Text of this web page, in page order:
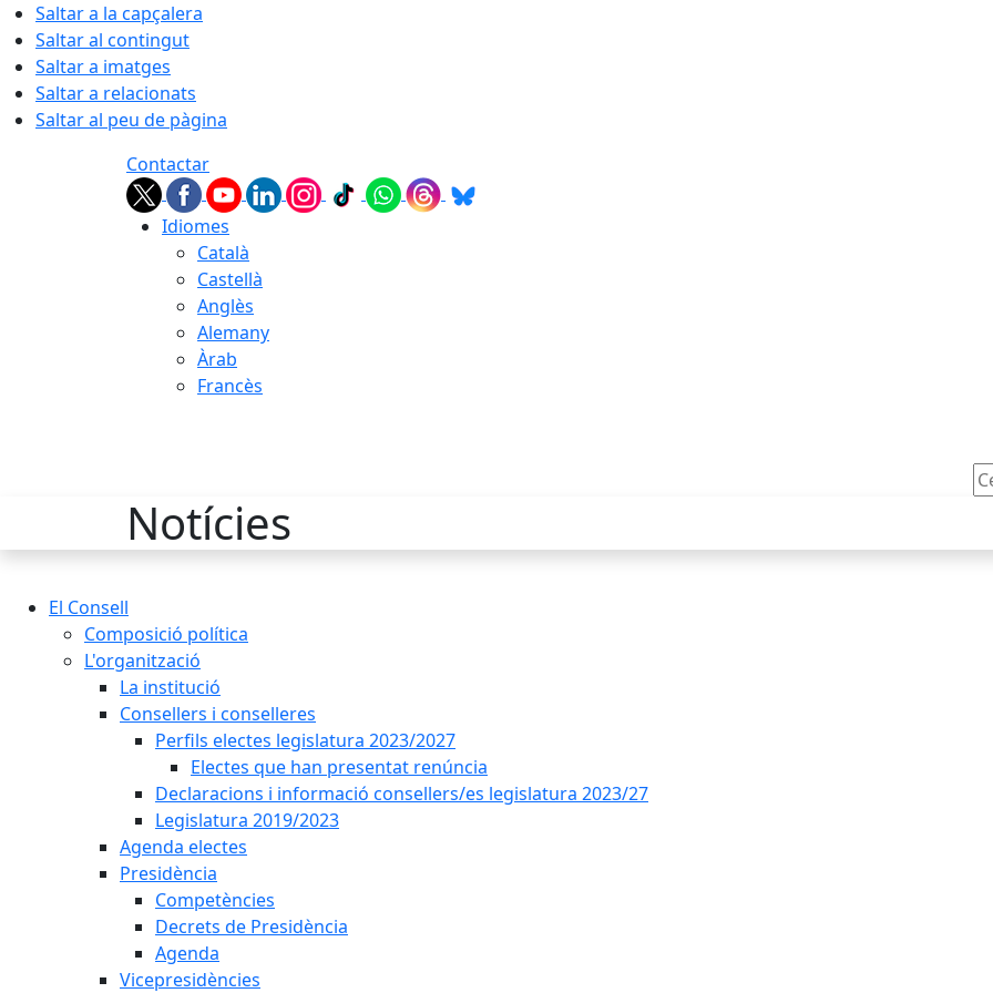
Saltar a la capçalera
Saltar al contingut
Saltar a imatges
Saltar a relacionats
Saltar al peu de pàgina
Contactar
Idiomes
Català
Castellà
Anglès
Alemany
Àrab
Francès
Notícies
El Consell
Composició política
L'organització
La institució
Consellers i conselleres
Perfils electes legislatura 2023/2027
Electes que han presentat renúncia
Declaracions i informació consellers/es legislatura 2023/27
Legislatura 2019/2023
Agenda electes
Presidència
Competències
Decrets de Presidència
Agenda
Vicepresidències